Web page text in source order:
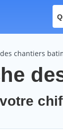
chantiers